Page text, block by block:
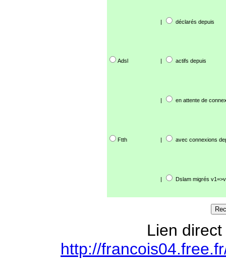
| déclarés depuis
Adsl | actifs depuis
| en attente de
Ftth | avec connexions
| Dslam migrés
Lien
http://